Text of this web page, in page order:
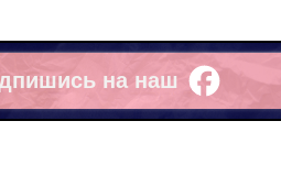
на наш